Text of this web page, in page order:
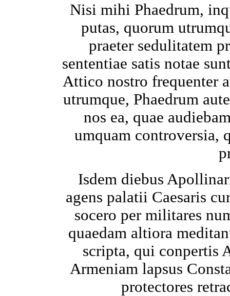
Nisi mihi Phaedrum,
putas, quorum
praeter sedulitatem
sententiae satis notae
Attico nostro frequenter
utrumque, Phaedrum
nos ea, quae
umquam controversia,
Isdem diebus
agens palatii Caesaris
socero per militares
quaedam altiora
scripta, qui conpertis
Armeniam lapsus
protectores